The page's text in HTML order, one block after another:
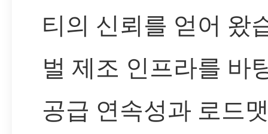
티의 신뢰를 얻어 왔
벌 제조 인프라를 바
공급 연속성과 로드